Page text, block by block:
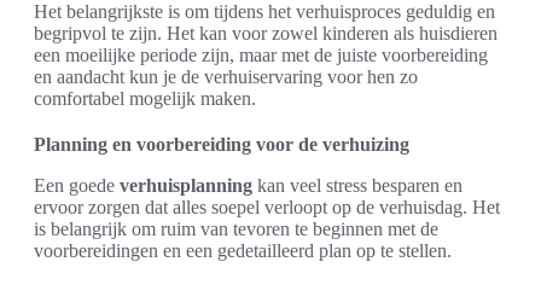
Het belangrijkste is om tijdens het verhuisproces geduldig en
begripvol te zijn. Het kan voor zowel kinderen als huisdieren
een moeilijke periode zijn, maar met de juiste voorbereiding
en aandacht kun je de verhuiservaring voor hen zo
comfortabel mogelijk maken.
Planning en voorbereiding voor de verhuizing
Een goede verhuisplanning kan veel stress besparen en
ervoor zorgen dat alles soepel verloopt op de verhuisdag. Het
is belangrijk om ruim van tevoren te beginnen met de
voorbereidingen en een gedetailleerd plan op te stellen.